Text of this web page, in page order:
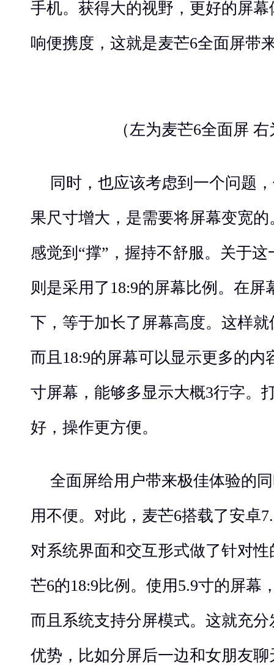
手机。获得大的视野，更好的屏
响便携度，这就是麦芒6全面屏带
（左为麦芒6全面屏
同时，也应该考虑到一个问题
果尺寸增大，是需要将屏幕变宽
感觉到“撑”，握持不舒服。关于
则是采用了18:9的屏幕比例。在屏
下，等于加长了屏幕高度。这样
而且18:9的屏幕可以显示更多的内
寸屏幕，能够多显示大概3行字。
好，操作更方便。
全面屏给用户带来极佳体验的
用不便。对此，麦芒6搭载了安卓
对系统界面和交互形式做了针对
芒6的18:9比例。使用5.9寸的屏幕
而且系统支持分屏模式。这就充
优势，比如分屏后一边和女朋友